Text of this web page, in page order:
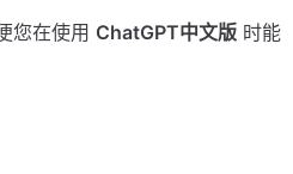
您在使用 ChatGPT中文版 时能